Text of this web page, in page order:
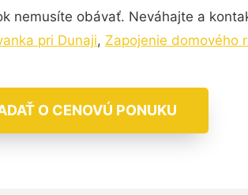
nemusíte obávať. Neváhajte a
pri Dunaji, Zapojenie domového
O CENOVÚ PONUKU